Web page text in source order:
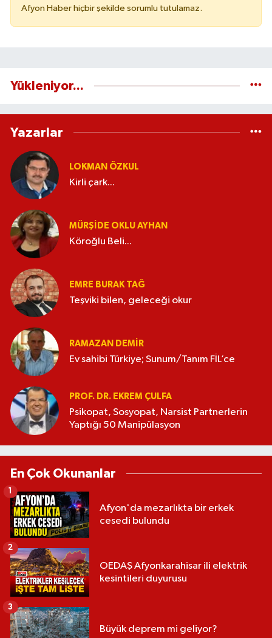
Afyon Haber hiçbir şekilde sorumlu tutulamaz.
Yükleniyor...
Yazarlar
LOKMAN ÖZKUL
Kirli çark...
MÜRŞIDE OKLU AYHAN
Köroğlu Beli...
EMRE BURAK TAĞ
Teşviki bilen, geleceği okur
RAMAZAN DEMİR
Ev sahibi Türkiye; Sunum/Tanım FİL’ce
PROF. DR. EKREM ÇULFA
Psikopat, Sosyopat, Narsist Partnerlerin
Yaptığı 50 Manipülasyon
En Çok Okunanlar
Afyon'da mezarlıkta bir erkek
cesedi bulundu
1
OEDAŞ Afyonkarahisar ili elektrik
kesintileri duyurusu
2
Büyük deprem mi geliyor?
3